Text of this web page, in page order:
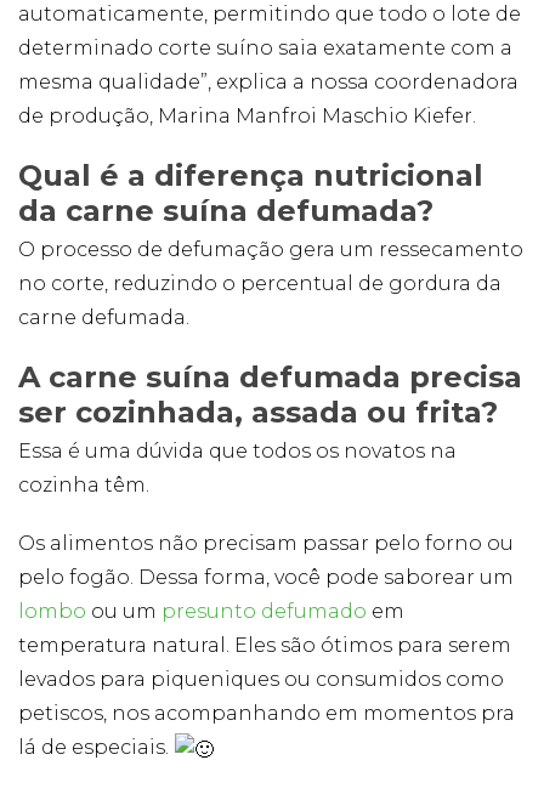
automaticamente, permitindo que todo o lote de
determinado corte suíno saia exatamente com a
mesma qualidade”, explica a nossa coordenadora
de produção, Marina Manfroi Maschio Kiefer.
Qual é a diferença nutricional
da carne suína defumada?
O processo de defumação gera um ressecamento
no corte, reduzindo o percentual de gordura da
carne defumada.
A carne suína defumada precisa
ser cozinhada, assada ou frita?
Essa é uma dúvida que todos os novatos na
cozinha têm.
Os alimentos não precisam passar pelo forno ou
pelo fogão. Dessa forma, você pode saborear um
lombo ou um presunto defumado em
temperatura natural. Eles são ótimos para serem
levados para piqueniques ou consumidos como
petiscos, nos acompanhando em momentos pra
lá de especiais.